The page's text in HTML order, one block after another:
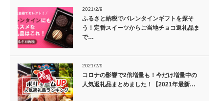
2021/2/9
ふるさと納税でバレンタインギフトを探そ
う！定番スイーツからご当地チョコ返礼品ま
で…
2021/2/9
コロナの影響で2倍増量も！今だけ増量中の
人気返礼品まとめました！【2021年最新…